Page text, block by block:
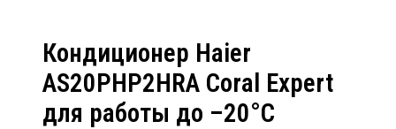
Кондиционер Haier
AS20PHP2HRA Coral Expert
для работы до –20°C